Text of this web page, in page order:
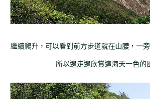
繼續爬升，可以看到前方步道就在山腰，一
所以邊走邊欣賞這海天一色的